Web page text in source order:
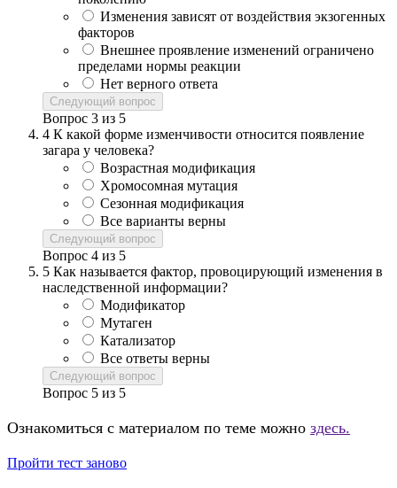
Изменения зависят от воздействия экзогенных
факторов
Внешнее проявление изменений ограничено
пределами нормы реакции
Нет верного ответа
Следующий вопрос
Вопрос 3 из 5
4 К какой форме изменчивости относится появление
загара у человека?
Возрастная модификация
Хромосомная мутация
Сезонная модификация
Все варианты верны
Следующий вопрос
Вопрос 4 из 5
5 Как называется фактор, провоцирующий изменения в
наследственной информации?
Модификатор
Мутаген
Катализатор
Все ответы верны
Следующий вопрос
Вопрос 5 из 5
Ознакомиться с материалом по теме можно здесь.
Пройти тест заново